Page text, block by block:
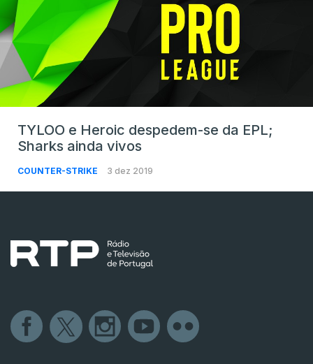
TYLOO e Heroic despedem-se da EPL;
Sharks ainda vivos
COUNTER-STRIKE 3 dez 2019